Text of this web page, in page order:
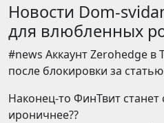
Новости Dom-
для влюбленных
#news Аккаунт Zerohedge в
после блокировки за
Наконец-то ФинТвит станет
ироничнее??